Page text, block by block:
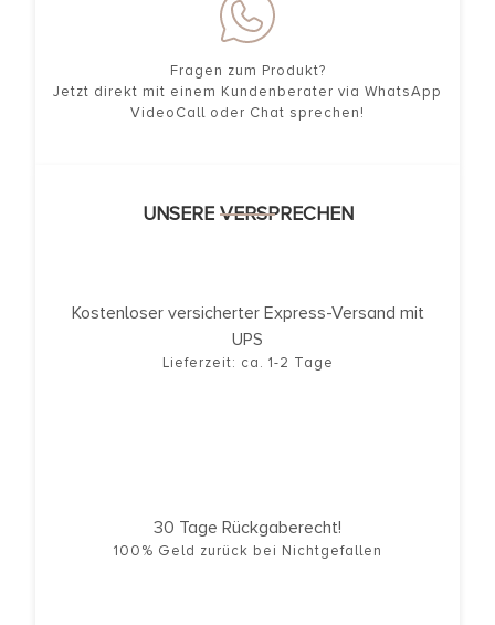
Fragen zum Produkt?
Jetzt direkt mit einem Kundenberater via WhatsApp
VideoCall oder Chat sprechen!
UNSERE VERSPRECHEN
Kostenloser versicherter Express-Versand mit
UPS
Lieferzeit: ca. 1-2 Tage
30 Tage Rückgaberecht!
100% Geld zurück bei Nichtgefallen